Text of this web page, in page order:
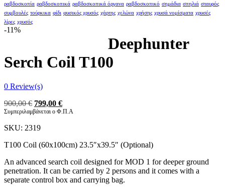
ραβδοσκοπία ραβδοσκοπικά ραβδοσκοπικά όργανα ραβδοσκοπικό σημάδια σπηλιά σταυρός
συμβουλές τούρκικα φίδι φυσικός χρυσός χάρτης χελώνα χρήσης χρυσά νομίσματα χρυσές
λίρες χρυσός
-11%
Deephunter
Serch Coil T100
0 Review(s)
900,00€ Original
price
900,00 €.
799,00 €Η
τρέχουσα
Συμπεριλαμβάνεται ο Φ.Π.Α
SKU: 2319
T100 Coil (60x100cm) 23.5″x39.5″ (Optional)
An advanced search coil designed for MOD 1 for deeper ground
penetration. It can be carried by 2 persons and it comes with a
separate control box and carrying bag.